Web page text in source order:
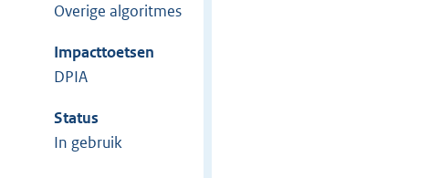
Overige algoritmes
Impacttoetsen
DPIA
Status
In gebruik